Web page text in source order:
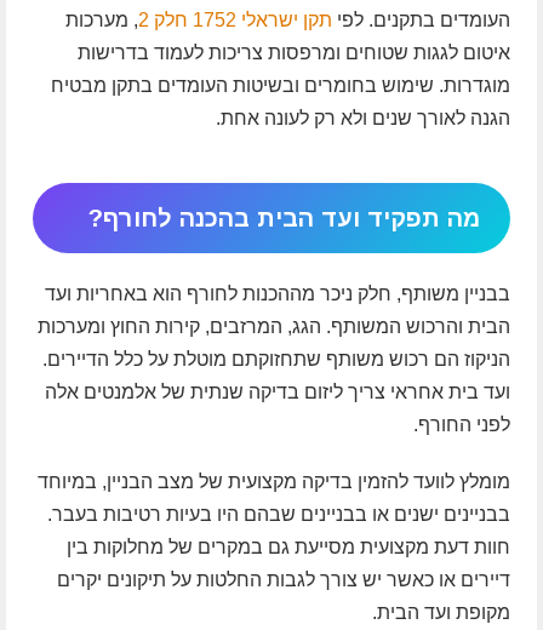
העומדים בתקנים. לפי תקן ישראלי 1752 חלק 2
, מערכות
איטום לגגות שטוחים ומרפסות צריכות לעמוד בדרישות
מוגדרות. שימוש בחומרים ובשיטות העומדים בתקן מבטיח
הגנה לאורך שנים ולא רק לעונה אחת.
מה תפקיד ועד הבית בהכנה לחורף?
בבניין משותף, חלק ניכר מההכנות לחורף הוא באחריות ועד
הבית והרכוש המשותף. הגג, המרזבים, קירות החוץ ומערכות
הניקוז הם רכוש משותף שתחזוקתם מוטלת על כלל הדיירים.
ועד בית אחראי צריך ליזום בדיקה שנתית של אלמנטים אלה
לפני החורף.
מומלץ לוועד להזמין בדיקה מקצועית של מצב הבניין, במיוחד
בבניינים ישנים או בבניינים שבהם היו בעיות רטיבות בעבר.
חוות דעת מקצועית מסייעת גם במקרים של מחלוקות בין
דיירים או כאשר יש צורך לגבות החלטות על תיקונים יקרים
מקופת ועד הבית.